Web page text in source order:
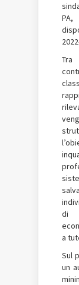
di
a
Sul
un